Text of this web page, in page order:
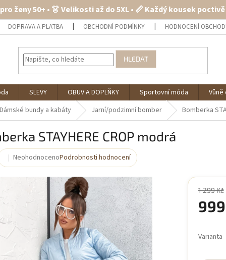
ženy 50+ • 👗 Velikosti až do 5XL • 📏 Každý kousek
DOPRAVA A PLATBA OBCHODNÍ PODMÍNKY HODNOCENÍ
HLEDAT
SLEVY OBUV A DOPLŇKY Sportovní móda
Dámské bundy a kabáty Jarní/podzimní bomber Bomberka
STAYHERE CROP modrá
Průměrné
produktu
hvězdiček.
NeohodnocenoPodrobnosti hodnocení
1 299 Kč
cena:
Varianta